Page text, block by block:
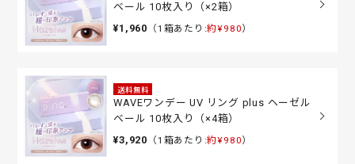
ベール 10枚入り（×2箱）
¥1,960 （1箱あたり:約¥980）
送料無料
WAVEワンデー UV リング plus ヘーゼル
ベール 10枚入り（×4箱）
¥3,920 （1箱あたり:約¥980）